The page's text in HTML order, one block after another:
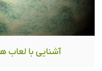
آشنایی با لعاب